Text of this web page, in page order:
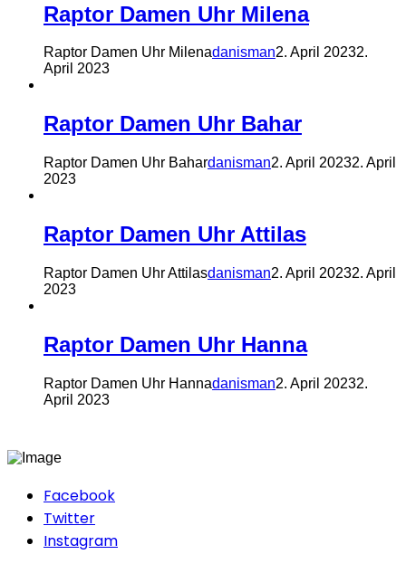
Raptor Damen Uhr Milena
Raptor Damen Uhr Milenadanisman2. April 20232.
April 2023
Raptor Damen Uhr Bahar
Raptor Damen Uhr Bahardanisman2. April 20232. April
2023
Raptor Damen Uhr Attilas
Raptor Damen Uhr Attilasdanisman2. April 20232. April
2023
Raptor Damen Uhr Hanna
Raptor Damen Uhr Hannadanisman2. April 20232.
April 2023
Facebook
Twitter
Instagram